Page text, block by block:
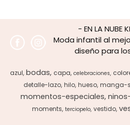
- EN LA NUBE
Moda infantil al
diseño para
azul bodas capa celebraciones
detalle-lazo hilo hueso manga-
momentos-especiales
moments terciopelo vestido